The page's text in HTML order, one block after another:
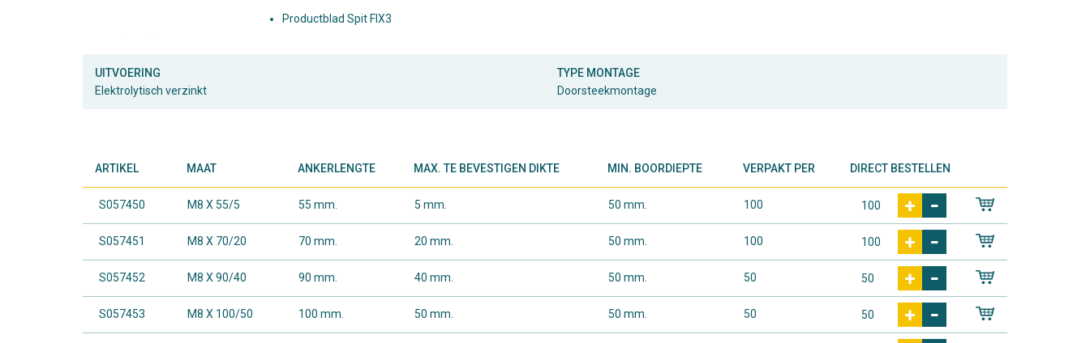
Productblad Spit FIX3
UITVOERING
Elektrolytisch verzinkt
TYPE MONTAGE
Doorsteekmontage
ARTIKEL MAAT ANKERLENGTE MAX. TE BEVESTIGEN DIKTE MIN. BOORDIEPTE VERPAKT PER DIRECT BESTELLEN
S057450 M8 X 55/5 55 mm. 5 mm. 50 mm. 100
S057451 M8 X 70/20 70 mm. 20 mm. 50 mm. 100
S057452 M8 X 90/40 90 mm. 40 mm. 50 mm. 50
S057453 M8 X 100/50 100 mm. 50 mm. 50 mm. 50